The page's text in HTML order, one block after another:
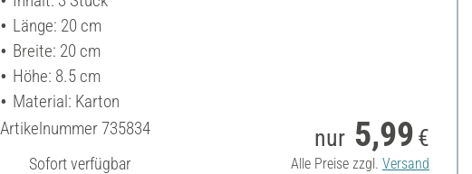
Länge: 20 cm
Breite: 20 cm
Höhe: 8.5 cm
Material: Karton
Artikelnummer735834
Sofort verfügbar
nur 5,99 €
Alle Preise zzgl. Versand